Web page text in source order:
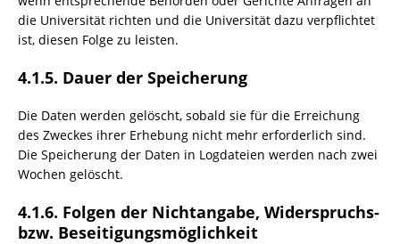
die Universität richten und die Universität dazu verpflichtet
ist, diesen Folge zu leisten.
4.1.5. Dauer der Speicherung
Die Daten werden gelöscht, sobald sie für die Erreichung
des Zweckes ihrer Erhebung nicht mehr erforderlich sind.
Die Speicherung der Daten in Logdateien werden nach zwei
Wochen gelöscht.
4.1.6. Folgen der Nichtangabe, Widerspruchs-
bzw. Beseitigungsmöglichkeit